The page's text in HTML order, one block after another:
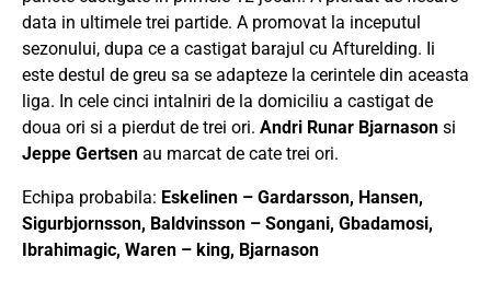
data in ultimele trei partide. A promovat la inceputul
sezonului, dupa ce a castigat barajul cu Afturelding. Ii
este destul de greu sa se adapteze la cerintele din aceasta
liga. In cele cinci intalniri de la domiciliu a castigat de
doua ori si a pierdut de trei ori. Andri Runar Bjarnason si
Jeppe Gertsen au marcat de cate trei ori.
Echipa probabila: Eskelinen – Gardarsson, Hansen,
Sigurbjornsson, Baldvinsson – Songani, Gbadamosi,
Ibrahimagic, Waren – king, Bjarnason